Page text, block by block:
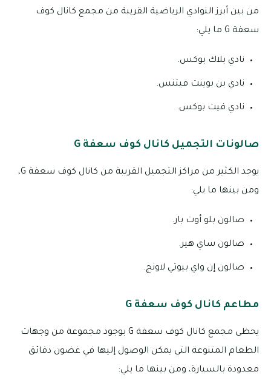
من بين أبرز النوادي الرياضية القريبة من مجمع كانال كوف
سعفة G ما يلي:
نادي بلاك بوكس.
نادي بن بوينت فيتنس.
نادي فيت بوكس.
صالونات التجميل كانال كوف سعفة G
يوجد الكثير من مراكز التجميل القريبة من كانال كوف سعفة G،
ومن بينها ما يلي:
صالون بلو أوت بار.
صالون ساي هير.
صالون إن واي بيوتي لاونج.
مطاعم كانال كوف سعفة G
يحظى مجمع كانال كوف سعفة G بوجود مجموعة من وجهات
الطعام المتنوعة التي يمكن الوصول إليها في غضون دقائق
معدودة بالسيارة، ومن بينها ما يلي: